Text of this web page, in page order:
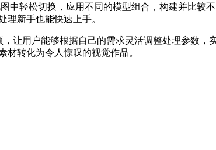
视图中轻松切换，应用不同的模型组合，构建
新手也能快速上手。
，让用户能够根据自己的需求灵活调整处理参数
转化为令人惊叹的视觉作品。